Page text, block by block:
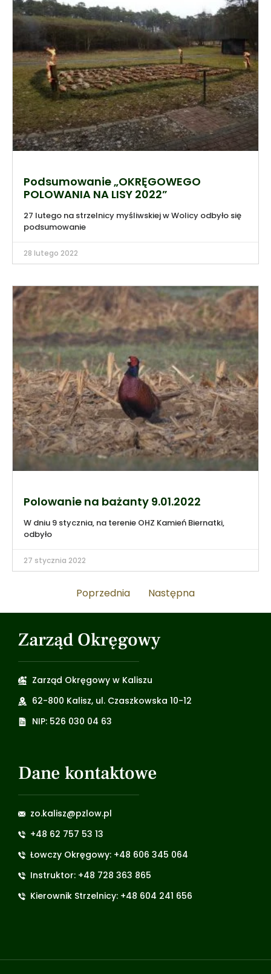
Podsumowanie „OKRĘGOWEGO
POLOWANIA NA LISY 2022”
27 lutego na strzelnicy myśliwskiej w Wolicy odbyło się
podsumowanie
28 lutego 2022
Polowanie na bażanty 9.01.2022
W dniu 9 stycznia, na terenie OHZ Kamień Biernatki,
odbyło
27 stycznia 2022
Poprzednia Następna
Zarząd Okręgowy
Zarząd Okręgowy w Kaliszu
62-800 Kalisz, ul. Czaszkowska 10-12
NIP: 526 030 04 63
Dane kontaktowe
zo.kalisz@pzlow.pl
+48 62 757 53 13
Łowczy Okręgowy: +48 606 345 064
Instruktor: +48 728 363 865
Kierownik Strzelnicy: +48 604 241 656